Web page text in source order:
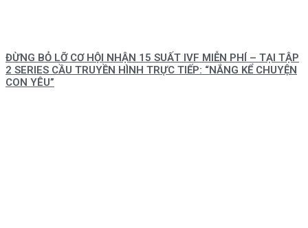
ĐỪNG BỎ LỠ CƠ HỘI NHẬN 15 SUẤT IVF MIỄN PHÍ – TẠI TẬP
2 SERIES CẦU TRUYỀN HÌNH TRỰC TIẾP: “NẮNG KỂ CHUYỆN
CON YÊU”